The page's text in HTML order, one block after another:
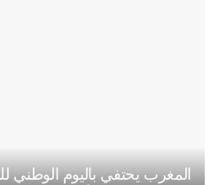
المغرب يحتفي باليوم الوطني